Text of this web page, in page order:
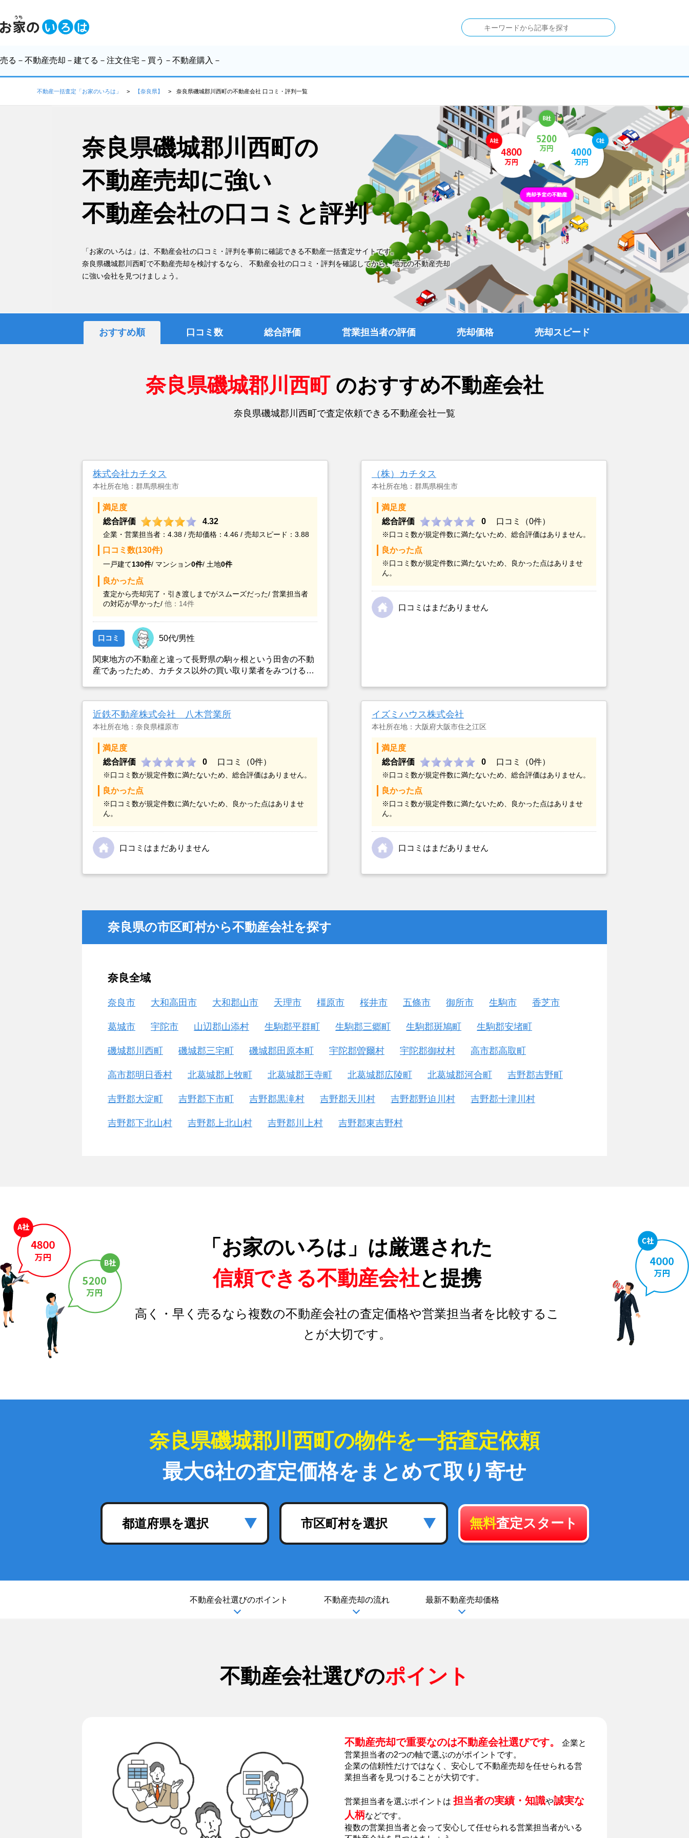
売る －不動産売却－ 建てる －注文住宅－ 買う －不動産購入－
不動産一括査定「お家のいろは」 【奈良県】 奈良県磯城郡川西町の不動産会社 口コミ・評判一覧
奈良県磯城郡川西町の
不動産売却に強い
不動産会社の口コミと評判
「お家のいろは」は、不動産会社の口コミ・評判を事前に確認できる不動産一括査定サイトです。
奈良県磯城郡川西町で不動産売却を検討するなら、 不動産会社の口コミ・評判を確認してから、地元の不動産売却
に強い会社を見つけましょう。
おすすめ順 口コミ数 総合評価 営業担当者の評価 売却価格 売却スピード
奈良県磯城郡川西町 のおすすめ不動産会社
奈良県磯城郡川西町で査定依頼できる不動産会社一覧
株式会社カチタス
本社所在地：群馬県桐生市
満足度
総合評価
4.32
企業・営業担当者：4.38 / 売却価格：4.46 / 売却スピード：3.88
口コミ数(130件)
一戸建て130件/ マンション0件/ 土地0件
良かった点
査定から売却完了・引き渡しまでがスムーズだった/ 営業担当者
の対応が早かった/ 他：14件
口コミ 50代/男性
関東地方の不動産と違って長野県の駒ヶ根という田舎の不動
産であったため、カチタス以外の買い取り業者をみつけるこ
（株）カチタス
本社所在地：群馬県桐生市
満足度
総合評価
0 口コミ（0件）
※口コミ数が規定件数に満たないため、総合評価はありません。
良かった点
※口コミ数が規定件数に満たないため、良かった点はありませ
ん。
口コミはまだありません
近鉄不動産株式会社 八木営業所
本社所在地：奈良県橿原市
満足度
総合評価
0 口コミ（0件）
※口コミ数が規定件数に満たないため、総合評価はありません。
良かった点
※口コミ数が規定件数に満たないため、良かった点はありませ
ん。
口コミはまだありません
イズミハウス株式会社
本社所在地：大阪府大阪市住之江区
満足度
総合評価
0 口コミ（0件）
※口コミ数が規定件数に満たないため、総合評価はありません。
良かった点
※口コミ数が規定件数に満たないため、良かった点はありませ
ん。
口コミはまだありません
奈良県の市区町村から不動産会社を探す
奈良全域
奈良市 大和高田市 大和郡山市 天理市 橿原市 桜井市 五條市 御所市 生駒市 香芝市
葛城市 宇陀市 山辺郡山添村 生駒郡平群町 生駒郡三郷町 生駒郡斑鳩町 生駒郡安堵町
磯城郡川西町 磯城郡三宅町 磯城郡田原本町 宇陀郡曽爾村 宇陀郡御杖村 高市郡高取町
高市郡明日香村 北葛城郡上牧町 北葛城郡王寺町 北葛城郡広陵町 北葛城郡河合町 吉野郡吉野町
吉野郡大淀町 吉野郡下市町 吉野郡黒滝村 吉野郡天川村 吉野郡野迫川村 吉野郡十津川村
吉野郡下北山村 吉野郡上北山村 吉野郡川上村 吉野郡東吉野村
「お家のいろは」は厳選された
信頼できる不動産会社と提携
高く・早く売るなら複数の不動産会社の査定価格や営業担当者を比較するこ
とが大切です。
奈良県磯城郡川西町の物件を一括査定依頼
最大6社の査定価格をまとめて取り寄せ
都道府県を選択 市区町村を選択 無料査定スタート
不動産会社選びのポイント 不動産売却の流れ 最新不動産売却価格
不動産会社選びのポイント
不動産売却で重要なのは不動産会社選びです。
企業と
営業担当者の2つの軸で選ぶのがポイントです。
企業の信頼性だけではなく、安心して不動産売却を任せられる営
業担当者を見つけることが大切です。
営業担当者を選ぶポイントは 担当者の実績・知識や誠実な
人柄などです。
複数の営業担当者と会って安心して任せられる営業担当者がいる